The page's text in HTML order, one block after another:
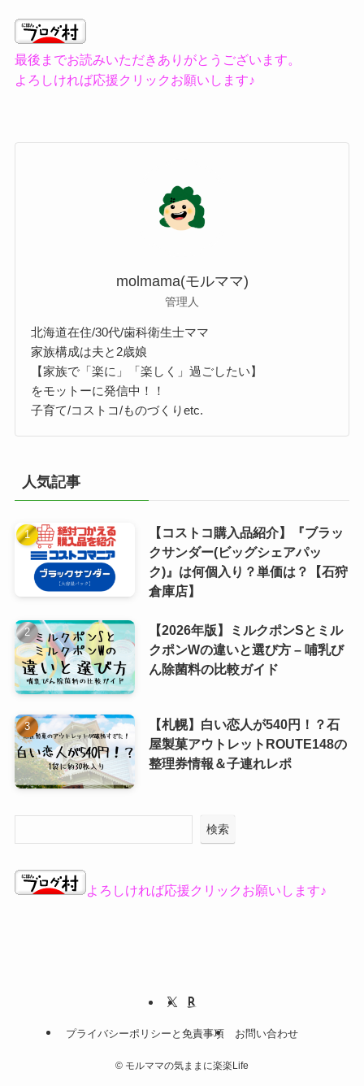
最後までお読みいただきありがとうございます。
よろしければ応援クリックお願いします♪
molmama(モルママ)
管理人
北海道在住/30代/歯科衛生士ママ
家族構成は夫と2歳娘
【家族で「楽に」「楽しく」過ごしたい】
をモットーに発信中！！
子育て/コストコ/ものづくりetc.
人気記事
【コストコ購入品紹介】『ブラッ
クサンダー(ビッグシェアパッ
ク)』は何個入り？単価は？【石狩
倉庫店】
【2026年版】ミルクポンSとミル
クポンWの違いと選び方 – 哺乳び
ん除菌料の比較ガイド
【札幌】白い恋人が540円！？石
屋製菓アウトレットROUTE148の
整理券情報＆子連れレポ
検索
よろしければ応援クリックお願いします♪
プライバシーポリシーと免責事項 お問い合わせ
© モルママの気ままに楽楽Life